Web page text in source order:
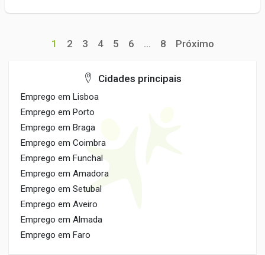
1 2 3 4 5 6 ... 8 Próximo
Cidades principais
Emprego em Lisboa
Emprego em Porto
Emprego em Braga
Emprego em Coimbra
Emprego em Funchal
Emprego em Amadora
Emprego em Setubal
Emprego em Aveiro
Emprego em Almada
Emprego em Faro